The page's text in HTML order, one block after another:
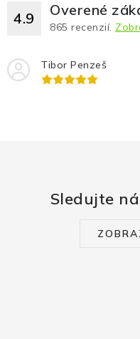
4.9 Overené
865 recenzií.
Tibor Penzeš
Sledujte